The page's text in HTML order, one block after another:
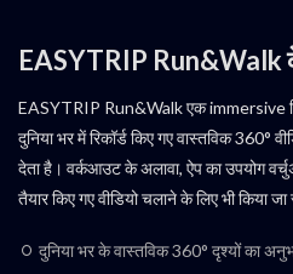
EASYTRIP Run&Walk
EASYTRIP Run&Walk एक immersive
दुनिया भर में रिकॉर्ड किए गए वास्तविक 360°
देता है। वर्कआउट के अलावा, ऐप का उपयोग
तैयार किए गए वीडियो चलाने के लिए भी किया
दुनिया भर के वास्तविक 360° दृश्यों का